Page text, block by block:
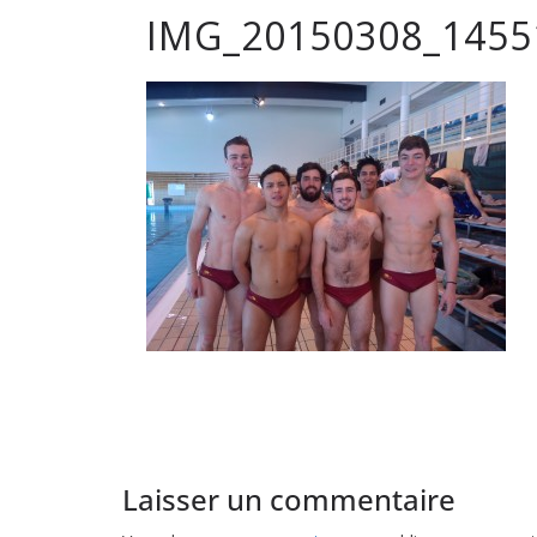
club
de
Hockey
de
Laisser un commentaire